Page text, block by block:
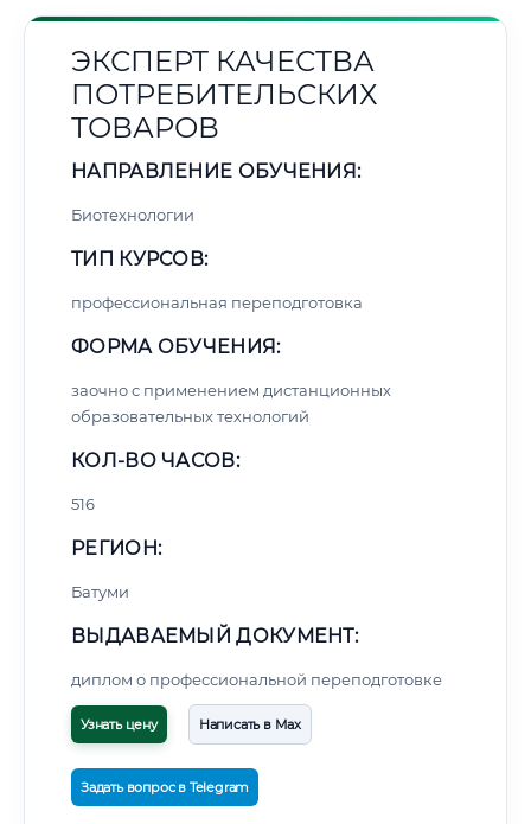
ЭКСПЕРТ КАЧЕСТВА
ПОТРЕБИТЕЛЬСКИХ
ТОВАРОВ
НАПРАВЛЕНИЕ ОБУЧЕНИЯ:
Биотехнологии
ТИП КУРСОВ:
профессиональная переподготовка
ФОРМА ОБУЧЕНИЯ:
заочно с применением дистанционных
образовательных технологий
КОЛ-ВО ЧАСОВ:
516
РЕГИОН:
Батуми
ВЫДАВАЕМЫЙ ДОКУМЕНТ:
диплом о профессиональной переподготовке
Узнать цену Написать в Max
Задать вопрос в Telegram